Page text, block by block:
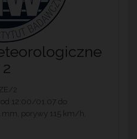
2
12:00/01.07 do
porywy 115 km/h,